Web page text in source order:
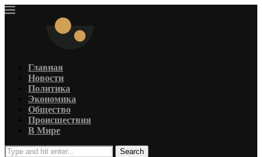
Главная
Новости
Политика
Экономика
Общество
Происшествия
В Мире
Search